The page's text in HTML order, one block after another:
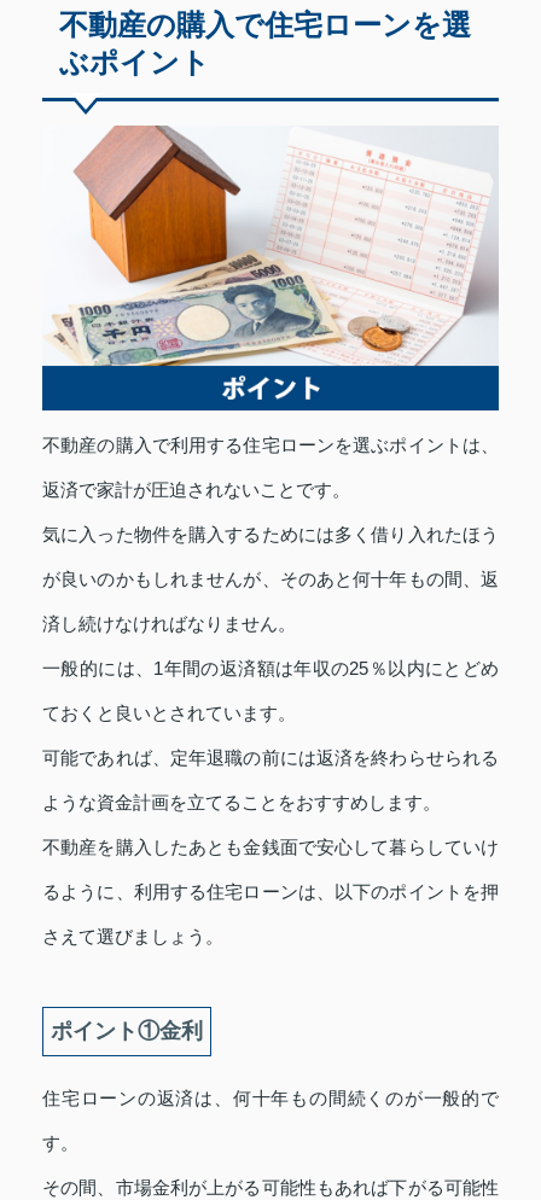
不動産の購入で住宅ローンを選
ぶポイント
不動産の購入で利用する住宅ローンを選ぶポイントは、
返済で家計が圧迫されないことです。
気に入った物件を購入するためには多く借り入れたほう
が良いのかもしれませんが、そのあと何十年もの間、返
済し続けなければなりません。
一般的には、1年間の返済額は年収の25％以内にとどめ
ておくと良いとされています。
可能であれば、定年退職の前には返済を終わらせられる
ような資金計画を立てることをおすすめします。
不動産を購入したあとも金銭面で安心して暮らしていけ
るように、利用する住宅ローンは、以下のポイントを押
さえて選びましょう。
ポイント①金利
住宅ローンの返済は、何十年もの間続くのが一般的で
す。
その間、市場金利が上がる可能性もあれば下がる可能性